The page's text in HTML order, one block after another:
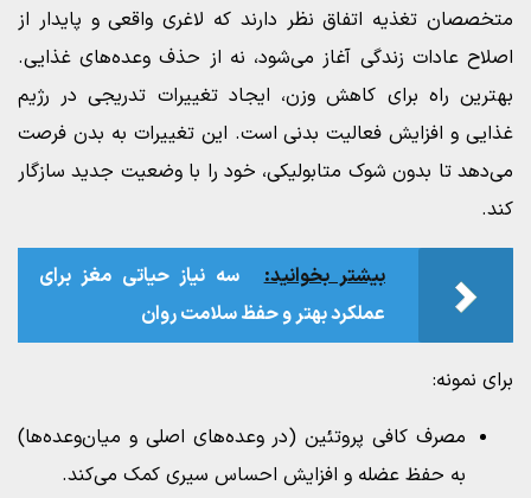
متخصصان تغذیه اتفاق نظر دارند که لاغری واقعی و پایدار از
اصلاح عادات زندگی آغاز می‌شود، نه از حذف وعده‌های غذایی.
بهترین راه برای کاهش وزن، ایجاد تغییرات تدریجی در رژیم
غذایی و افزایش فعالیت بدنی است. این تغییرات به بدن فرصت
می‌دهد تا بدون شوک متابولیکی، خود را با وضعیت جدید سازگار
کند.
بیشتر بخوانید:
سه نیاز حیاتی مغز برای
عملکرد بهتر و حفظ سلامت روان
برای نمونه:
مصرف کافی پروتئین (در وعده‌های اصلی و میان‌وعده‌ها)
به حفظ عضله و افزایش احساس سیری کمک می‌کند.